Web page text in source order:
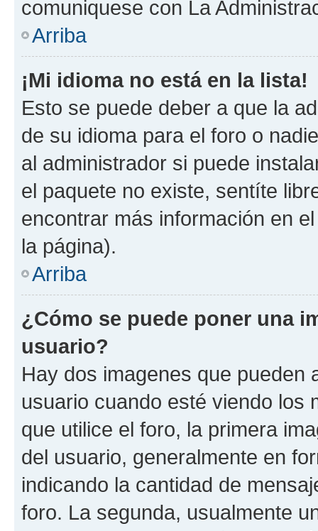
comuniquese con La
Arriba
¡Mi idioma no está en la lista!
Esto se puede deber a que la
de su idioma para el foro o
al administrador si puede
el paquete no existe, sentíte
encontrar más información en
la página).
Arriba
¿Cómo se puede poner una
usuario?
Hay dos imagenes que pueden
usuario cuando esté viendo los
que utilice el foro, la primera
del usuario, generalmente en
indicando la cantidad de
foro. La segunda, usualmente